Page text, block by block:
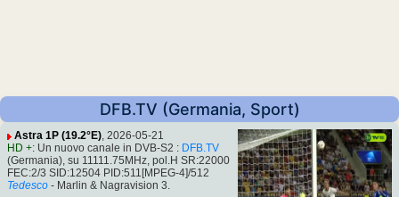
DFB.TV (Germania, Sport)
Astra 1P (19.2°E), 2026-05-21
HD +: Un nuovo canale in DVB-S2 : DFB.TV
(Germania), su 11111.75MHz, pol.H SR:22000
FEC:2/3 SID:12504 PID:511[MPEG-4]/512
Tedesco - Marlin & Nagravision 3.